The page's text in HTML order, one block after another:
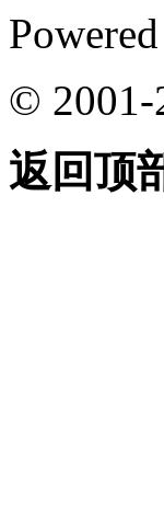
© 2001-
返回顶